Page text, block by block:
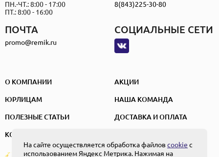
ПОЧТА
promo@remik.ru
ПН.-ЧТ.: 8:00 - 17:00
ПТ.: 8:00 - 16:00
8(843)225-30-80
СОЦИАЛЬНЫЕ СЕТИ
О КОМПАНИИ АКЦИИ
ЮРЛИЦАМ НАША КОМАНДА
ПОЛЕЗНЫЕ СТАТЬИ ДОСТАВКА И ОПЛАТА
КОНТАКТЫ
ПОЛЬЗОВАТЕЛЬСКОЕ СОГЛАШЕНИЕ
На сайте осуществляется обработка файлов cookie с
использованием Яндекс Метрика. Нажимая на